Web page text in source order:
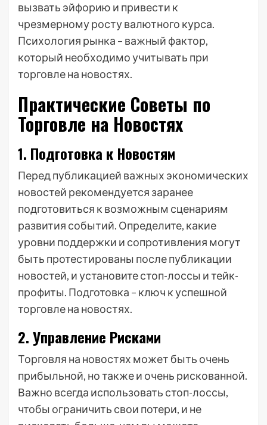
вызвать эйфорию и привести к
чрезмерному росту валютного курса.
Психология рынка – важный фактор,
который необходимо учитывать при
торговле на новостях.
Практические Советы по
Торговле на Новостях
1. Подготовка к Новостям
Перед публикацией важных экономических
новостей рекомендуется заранее
подготовиться к возможным сценариям
развития событий. Определите, какие
уровни поддержки и сопротивления могут
быть протестированы после публикации
новостей, и установите стоп-лоссы и тейк-
профиты. Подготовка – ключ к успешной
торговле на новостях.
2. Управление Рисками
Торговля на новостях может быть очень
прибыльной, но также и очень рискованной.
Важно всегда использовать стоп-лоссы,
чтобы ограничить свои потери, и не